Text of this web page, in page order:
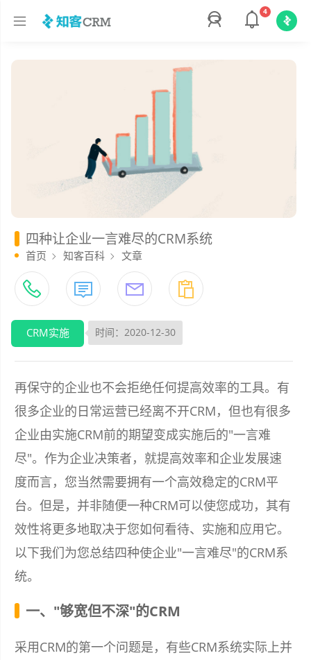
4
四种让企业一言难尽的CRM系统
首页 知客百科 文章
CRM实施 时间：2020-12-30
再保守的企业也不会拒绝任何提高效率的工具。有
很多企业的日常运营已经离不开CRM，但也有很多
企业由实施CRM前的期望变成实施后的"一言难
尽"。作为企业决策者，就提高效率和企业发展速
度而言，您当然需要拥有一个高效稳定的CRM平
台。但是，并非随便一种CRM可以使您成功，其有
效性将更多地取决于您如何看待、实施和应用它。
以下我们为您总结四种使企业"一言难尽"的CRM系
统。
一、"够宽但不深"的CRM
采用CRM的第一个问题是，有些CRM系统实际上并